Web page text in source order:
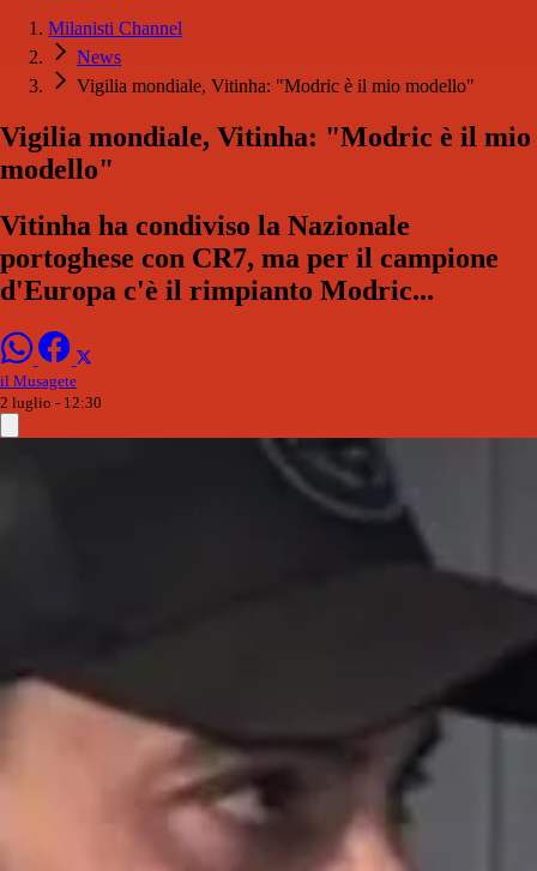
Milanisti Channel
News
Vigilia mondiale, Vitinha: "Modric è il mio modello"
Vigilia mondiale, Vitinha: "Modric è il mio
modello"
Vitinha ha condiviso la Nazionale
portoghese con CR7, ma per il campione
d'Europa c'è il rimpianto Modric...
il Musagete
2 luglio - 12:30